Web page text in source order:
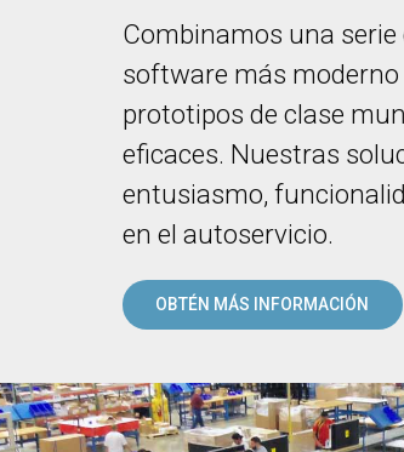
Combinamos una serie
software más
prototipos de clase
eficaces. Nuestras
entusiasmo,
en el autoservicio.
OBTÉN MÁS INFORMACIÓN